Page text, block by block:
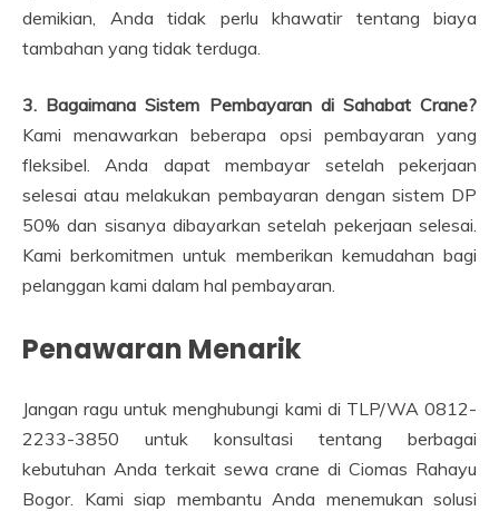
demikian, Anda tidak perlu khawatir tentang biaya
tambahan yang tidak terduga.
3. Bagaimana Sistem Pembayaran di Sahabat Crane?
Kami menawarkan beberapa opsi pembayaran yang
fleksibel. Anda dapat membayar setelah pekerjaan
selesai atau melakukan pembayaran dengan sistem DP
50% dan sisanya dibayarkan setelah pekerjaan selesai.
Kami berkomitmen untuk memberikan kemudahan bagi
pelanggan kami dalam hal pembayaran.
Penawaran Menarik
Jangan ragu untuk menghubungi kami di TLP/WA 0812-
2233-3850 untuk konsultasi tentang berbagai
kebutuhan Anda terkait sewa crane di Ciomas Rahayu
Bogor. Kami siap membantu Anda menemukan solusi